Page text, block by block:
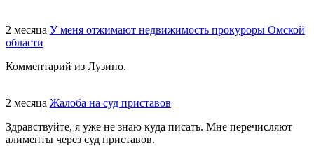
2 месяца У меня отжимают недвижимость прокуроры Омской
области
Комментарий из Лузино.
2 месяца Жалоба на суд приставов
Здравствуйте, я уже не знаю куда писать. Мне перечисляют
алименты через суд приставов.